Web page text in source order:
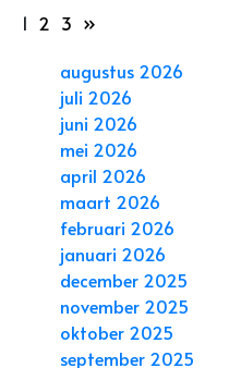
1 2 3 »
augustus 2026
juli 2026
juni 2026
mei 2026
april 2026
maart 2026
februari 2026
januari 2026
december 2025
november 2025
oktober 2025
september 2025